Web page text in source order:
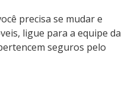
precisa se mudar e
ligue para a equipe da
seguros pelo